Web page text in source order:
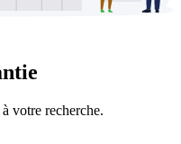
votre recherche.